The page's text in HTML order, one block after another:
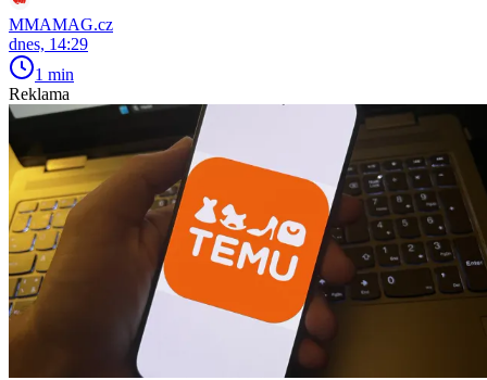
MMAMAG.cz
dnes, 14:29
1 min
Reklama